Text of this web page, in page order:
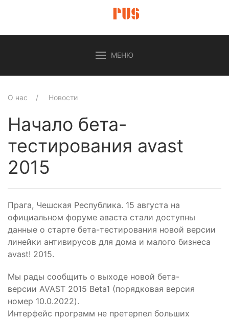
МЕНЮ
О нас Новости
Начало бета-
тестирования avast
2015
Прага, Чешская Республика. 15 августа на
официальном форуме аваста стали доступны
данные о старте бета-тестирования новой версии
линейки антивирусов для дома и малого бизнеса
avast! 2015.
Мы рады сообщить о выходе новой бета-
версии AVAST 2015 Beta1 (порядковая версия
номер 10.0.2022).
Интерфейс программ не претерпел больших